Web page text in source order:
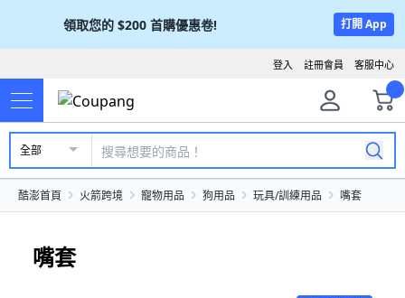
領取您的 $200 首購優惠卷! 打開 App
客服中心
註冊會員
登入
全部
酷澎首頁 火箭跨境 寵物用品 狗用品 玩具/訓練用品 嘴套
嘴套